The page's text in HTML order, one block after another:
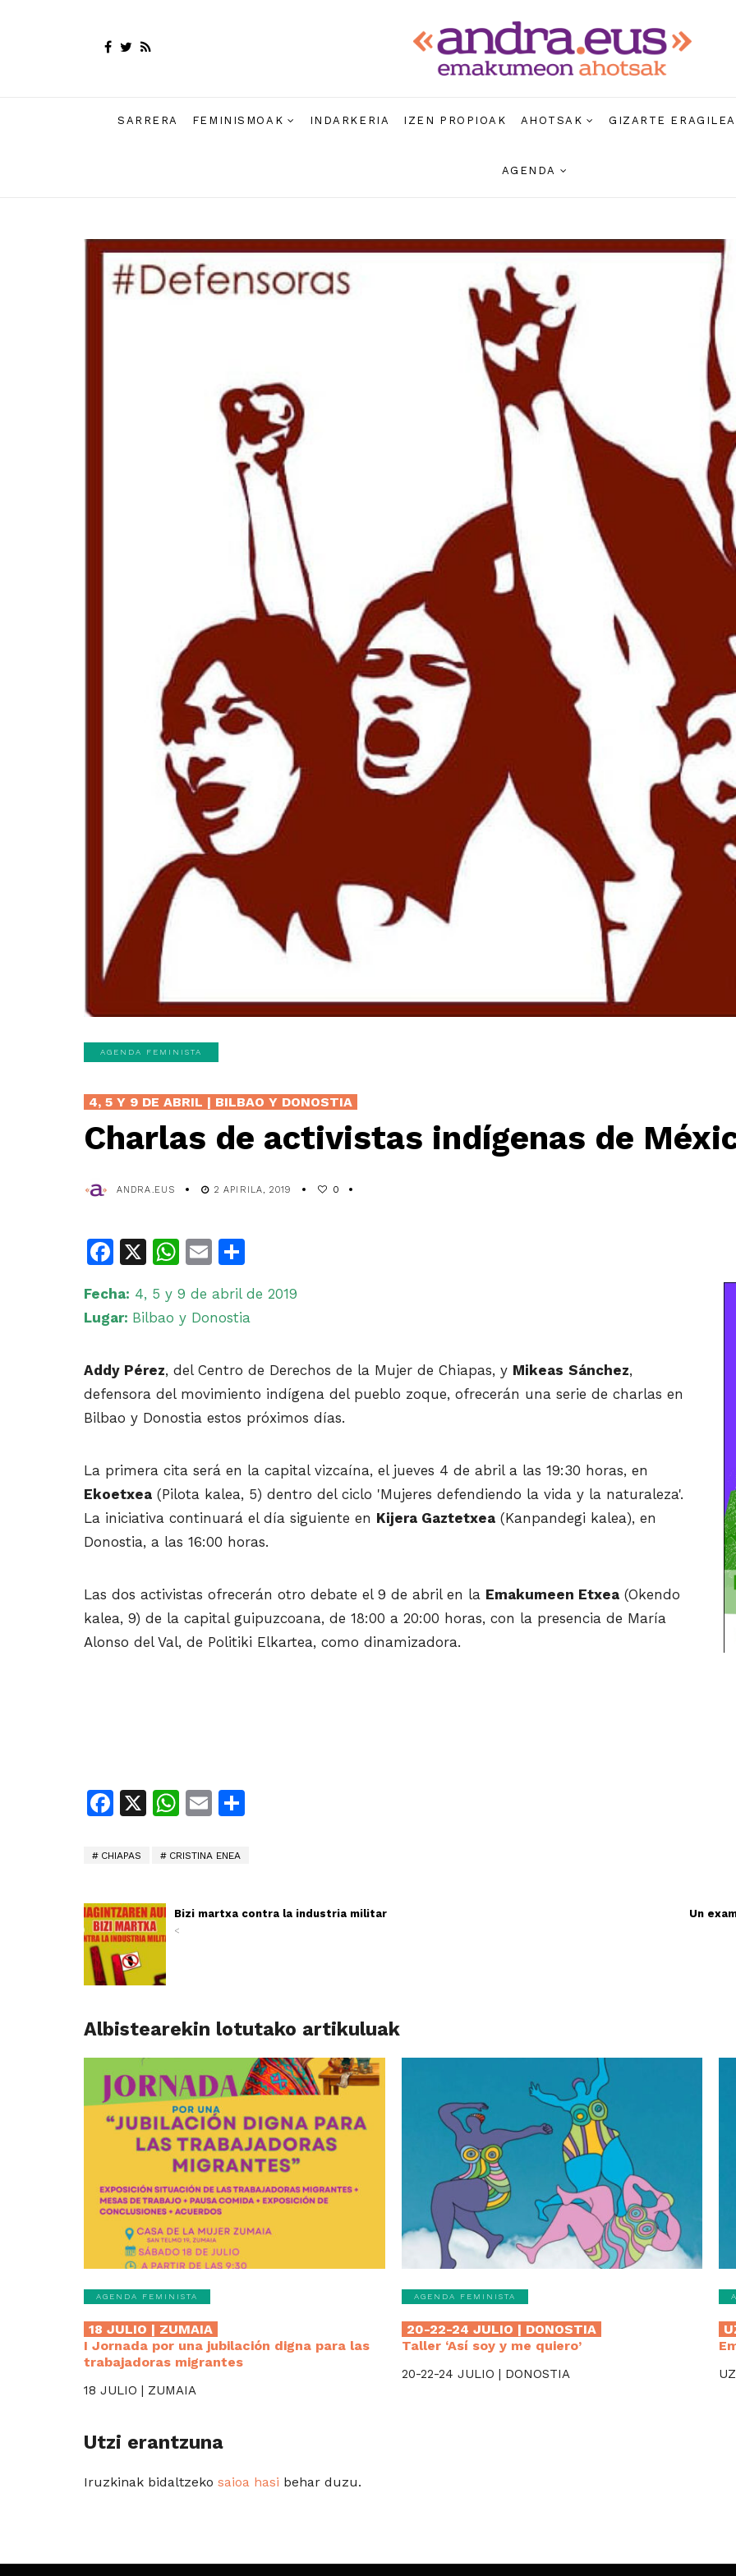
SARRERA FEMINISMOAK INDARKERIA IZEN PROPIOAK AHOTSAK GIZARTE
AGENDA
AGENDA FEMINISTA
4, 5 Y 9 DE ABRIL | BILBAO Y DONOSTIA
Charlas de activistas indígenas de
ANDRA.EUS 2 APIRILA, 2019 0
Facebook
X WhatsApp
Email
Fecha: 4, 5 y 9 de abril de 2019
Lugar: Bilbao y Donostia
Addy Pérez, del Centro de Derechos de la Mujer de Chiapas, y Mikeas Sánchez,
defensora del movimiento indígena del pueblo zoque, ofrecerán una serie de charlas en
Bilbao y Donostia estos próximos días.
La primera cita será en la capital vizcaína, el jueves 4 de abril a las 19:30 horas, en
Ekoetxea (Pilota kalea, 5) dentro del ciclo 'Mujeres defendiendo la vida y la naturaleza'.
La iniciativa continuará el día siguiente en Kijera Gaztetxea (Kanpandegi kalea), en
Donostia, a las 16:00 horas.
Las dos activistas ofrecerán otro debate el 9 de abril en la Emakumeen Etxea (Okendo
kalea, 9) de la capital guipuzcoana, de 18:00 a 20:00 horas, con la presencia de María
Alonso del Val, de Politiki Elkartea, como dinamizadora.
Facebook
X WhatsApp
Email
CHIAPAS CRISTINA ENEA
Bizi martxa contra la industria militar
<
Un
Albistearekin lotutako artikuluak
AGENDA FEMINISTA
18 JULIO | ZUMAIA
I Jornada por una jubilación digna para las
trabajadoras migrantes
18 JULIO | ZUMAIA
AGENDA FEMINISTA
20-22-24 JULIO | DONOSTIA
Taller ‘Así soy y me quiero’
20-22-24 JULIO | DONOSTIA
Utzi erantzuna
Iruzkinak bidaltzeko saioa hasi behar duzu.